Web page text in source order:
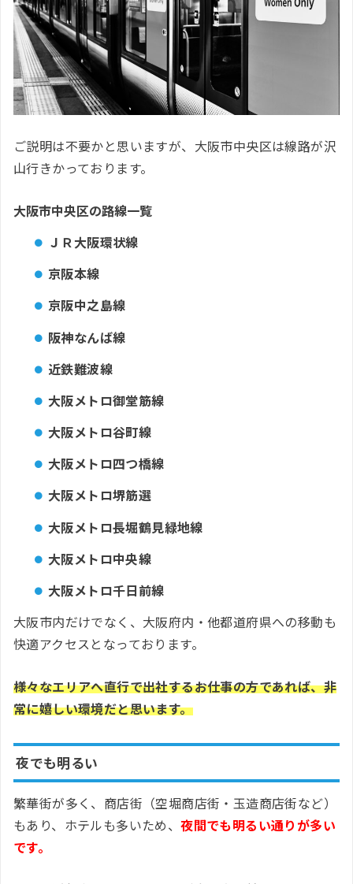
ご説明は不要かと思いますが、大阪市中央区は線路が沢
山行きかっております。
大阪市中央区の路線一覧
ＪＲ大阪環状線
京阪本線
京阪中之島線
阪神なんば線
近鉄難波線
大阪メトロ御堂筋線
大阪メトロ谷町線
大阪メトロ四つ橋線
大阪メトロ堺筋選
大阪メトロ長堀鶴見緑地線
大阪メトロ中央線
大阪メトロ千日前線
大阪市内だけでなく、大阪府内・他都道府県への移動も
快適アクセスとなっております。
様々なエリアへ直行で出社するお仕事の方であれば、非
常に嬉しい環境だと思います。
夜でも明るい
繁華街が多く、商店街（空堀商店街・玉造商店街など）
もあり、ホテルも多いため、夜間でも明るい通りが多い
です。